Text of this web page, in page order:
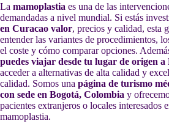
La mamoplastia es una de las
demandadas a nivel mundial. Si estás
en Curacao valor, precios y calidad, esta
entender las variantes de procedimientos,
el coste y cómo comparar opciones.
puedes viajar desde tu lugar de origen a
acceder a alternativas de alta calidad y
calidad. Somos una página de turismo
con sede en Bogotá, Colombia y
pacientes extranjeros o locales interesados
mamoplastia.